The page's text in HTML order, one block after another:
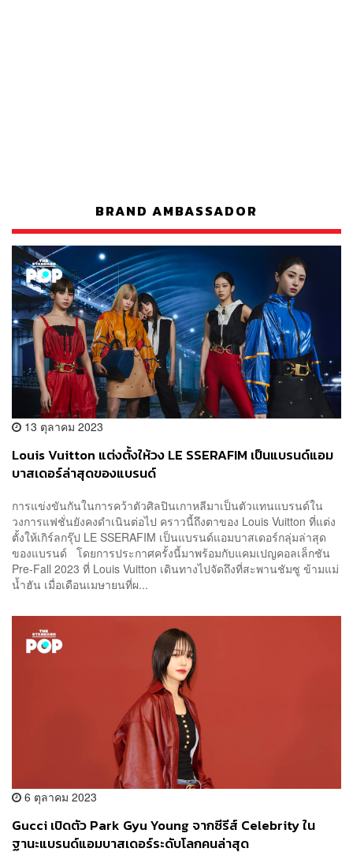
BRAND AMBASSADOR
13 ตุลาคม 2023
Louis Vuitton แต่งตั้งให้วง LE SSERAFIM เป็นแบรนด์แอม
บาสเดอร์ล่าสุดของแบรนด์
การแข่งขันกันในการคว้าตัวศิลปินเกาหลีมาเป็นตัวแทนแบรนด์ใน
วงการแฟชั่นยังคงดำเนินต่อไป คราวนี้ถึงตาของ Louis Vuitton ที่แต่ง
ตั้งให้เกิร์ลกรุ๊ป LE SSERAFIM เป็นแบรนด์แอมบาสเดอร์กลุ่มล่าสุด
ของแบรนด์ โดยการประกาศครั้งนี้มาพร้อมกับแคมเปญคอลเล็กชัน
Pre-Fall 2023 ที่ Louis Vuitton เดินทางไปจัดถึงที่สะพานชัมซู ข้ามแม่
น้ำฮัน เมื่อเดือนเมษายนที่ผ...
6 ตุลาคม 2023
Gucci เปิดตัว Park Gyu Young จากซีรีส์ Celebrity ใน
ฐานะแบรนด์แอมบาสเดอร์ระดับโลกคนล่าสุด